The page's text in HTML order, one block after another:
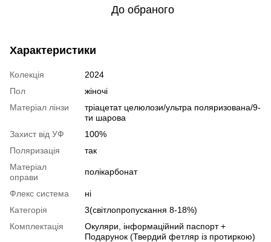
До обраного
Характеристики
Колекція
2024
Пол
жіночі
Матеріал лінзи
тріацетат целюлози/ультра поляризована/9-
ти шарова
Захист від УФ
100%
Поляризація
так
Матеріал
оправи
полікарбонат
Флекс система
ні
Категорія
3(світлопропускання 8-18%)
Комплектація
Окуляри, інформаційний паспорт +
Подарунок (Твердий фетляр із протиркою)